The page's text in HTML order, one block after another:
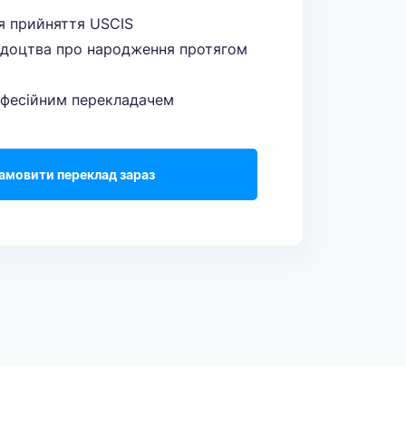
прийняття USCIS
про народження протягом
перекладачем
переклад зараз